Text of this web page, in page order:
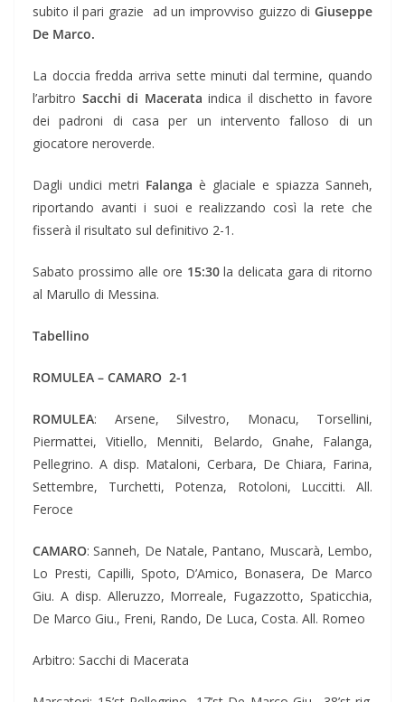
subito il pari grazie ad un improvviso guizzo di Giuseppe
De Marco.
La doccia fredda arriva sette minuti dal termine, quando
l’arbitro Sacchi di Macerata indica il dischetto in favore
dei padroni di casa per un intervento falloso di un
giocatore neroverde.
Dagli undici metri Falanga è glaciale e spiazza Sanneh,
riportando avanti i suoi e realizzando così la rete che
fisserà il risultato sul definitivo 2-1.
Sabato prossimo alle ore 15:30la delicata gara di ritorno
al Marullo di Messina.
Tabellino
ROMULEA – CAMARO 2-1
ROMULEA: Arsene, Silvestro, Monacu, Torsellini,
Piermattei, Vitiello, Menniti, Belardo, Gnahe, Falanga,
Pellegrino. A disp. Mataloni, Cerbara, De Chiara, Farina,
Settembre, Turchetti, Potenza, Rotoloni, Luccitti. All.
Feroce
CAMARO: Sanneh, De Natale, Pantano, Muscarà, Lembo,
Lo Presti, Capilli, Spoto, D’Amico, Bonasera, De Marco
Giu. A disp. Alleruzzo, Morreale, Fugazzotto, Spaticchia,
De Marco Giu., Freni, Rando, De Luca, Costa. All. Romeo
Arbitro: Sacchi di Macerata